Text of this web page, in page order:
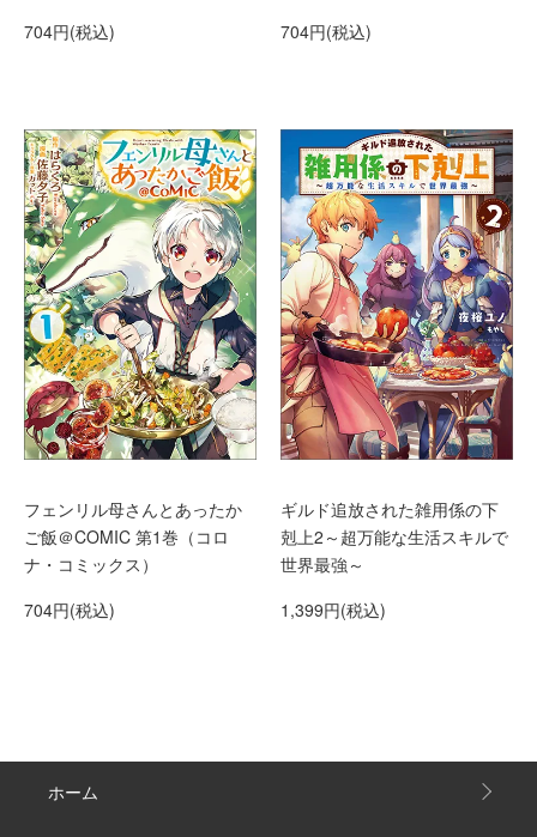
704円(税込)
704円(税込)
フェンリル母さんとあったか
ご飯＠COMIC 第1巻（コロ
ナ・コミックス）
704円(税込)
ギルド追放された雑用係の下
剋上2～超万能な生活スキルで
世界最強～
1,399円(税込)
ホーム